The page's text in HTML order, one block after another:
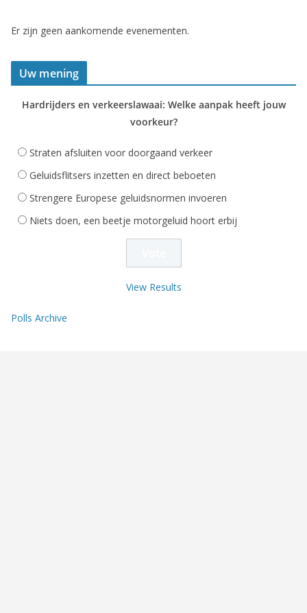
Er zijn geen aankomende evenementen.
Uw mening
Hardrijders en verkeerslawaai: Welke aanpak heeft jouw
voorkeur?
Straten afsluiten voor doorgaand verkeer
Geluidsflitsers inzetten en direct beboeten
Strengere Europese geluidsnormen invoeren
Niets doen, een beetje motorgeluid hoort erbij
View Results
Polls Archive